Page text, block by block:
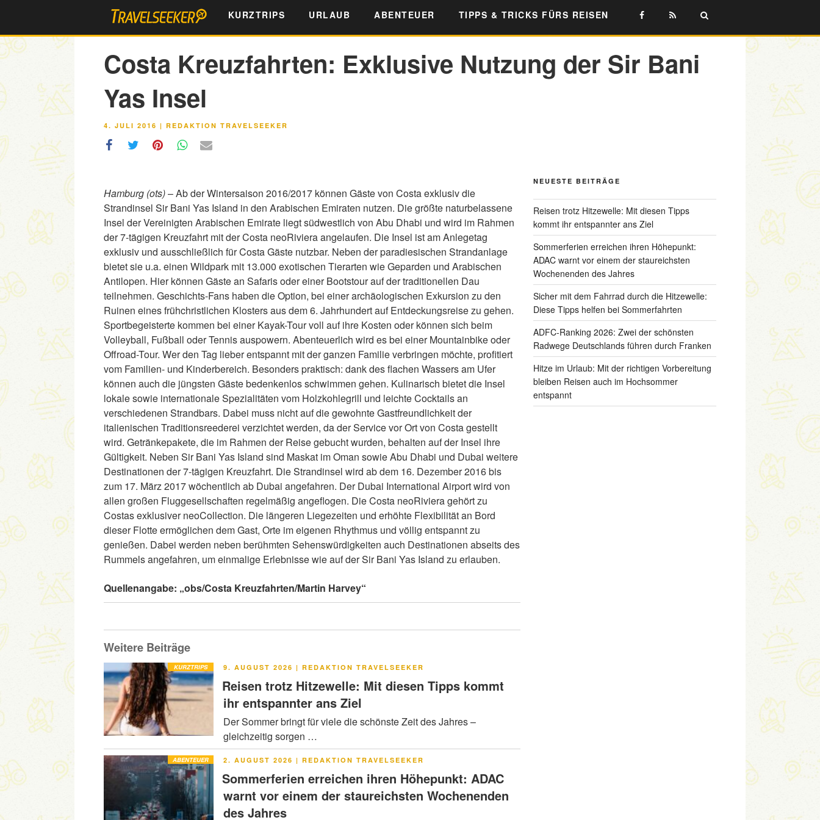
springen
KURZTRIPS URLAUB ABENTEUER TIPPS & TRICKS FÜRS REISEN
Costa Kreuzfahrten: Exklusive Nutzung der Sir Bani
Yas Insel
VERÖFFENTLICHT
4. JULI 2016 | REDAKTION TRAVELSEEKER
Hamburg (ots)– Ab der Wintersaison 2016/2017 können Gäste von Costa exklusiv die
Strandinsel Sir Bani Yas Island in den Arabischen Emiraten nutzen. Die größte naturbelassene
Insel der Vereinigten Arabischen Emirate liegt südwestlich von Abu Dhabi und wird im Rahmen
der 7-tägigen Kreuzfahrt mit der Costa neoRiviera angelaufen. Die Insel ist am Anlegetag
exklusiv und ausschließlich für Costa Gäste nutzbar. Neben der paradiesischen Strandanlage
bietet sie u.a. einen Wildpark mit 13.000 exotischen Tierarten wie Geparden und Arabischen
Antilopen. Hier können Gäste an Safaris oder einer Bootstour auf der traditionellen Dau
teilnehmen. Geschichts-Fans haben die Option, bei einer archäologischen Exkursion zu den
Ruinen eines frühchristlichen Klosters aus dem 6. Jahrhundert auf Entdeckungsreise zu gehen.
Sportbegeisterte kommen bei einer Kayak-Tour voll auf ihre Kosten oder können sich beim
Volleyball, Fußball oder Tennis auspowern. Abenteuerlich wird es bei einer Mountainbike oder
Offroad-Tour. Wer den Tag lieber entspannt mit der ganzen Familie verbringen möchte, profitiert
vom Familien- und Kinderbereich. Besonders praktisch: dank des flachen Wassers am Ufer
können auch die jüngsten Gäste bedenkenlos schwimmen gehen. Kulinarisch bietet die Insel
lokale sowie internationale Spezialitäten vom Holzkohlegrill und leichte Cocktails an
verschiedenen Strandbars. Dabei muss nicht auf die gewohnte Gastfreundlichkeit der
italienischen Traditionsreederei verzichtet werden, da der Service vor Ort von Costa gestellt
wird. Getränkepakete, die im Rahmen der Reise gebucht wurden, behalten auf der Insel ihre
Gültigkeit. Neben Sir Bani Yas Island sind Maskat im Oman sowie Abu Dhabi und Dubai weitere
Destinationen der 7-tägigen Kreuzfahrt. Die Strandinsel wird ab dem 16. Dezember 2016 bis
zum 17. März 2017 wöchentlich ab Dubai angefahren. Der Dubai International Airport wird von
allen großen Fluggesellschaften regelmäßig angeflogen. Die Costa neoRiviera gehört zu
Costas exklusiver neoCollection. Die längeren Liegezeiten und erhöhte Flexibilität an Bord
dieser Flotte ermöglichen dem Gast, Orte im eigenen Rhythmus und völlig entspannt zu
genießen. Dabei werden neben berühmten Sehenswürdigkeiten auch Destinationen abseits des
Rummels angefahren, um einmalige Erlebnisse wie auf der Sir Bani Yas Island zu erlauben.
Quellenangabe: „obs/Costa Kreuzfahrten/Martin Harvey“
Weitere Beiträge
KURZTRIPS
VERÖFFENTLICHT
9. AUGUST 2026 | REDAKTION TRAVELSEEKER
Reisen trotz Hitzewelle: Mit diesen Tipps kommt
ihr entspannter ans Ziel
Der Sommer bringt für viele die schönste Zeit des Jahres –
gleichzeitig sorgen …
ABENTEUER
VERÖFFENTLICHT
2. AUGUST 2026 | REDAKTION TRAVELSEEKER
Sommerferien erreichen ihren Höhepunkt: ADAC
warnt vor einem der staureichsten Wochenenden
des Jahres
NEUESTE BEITRÄGE
Reisen trotz Hitzewelle: Mit diesen Tipps
kommt ihr entspannter ans Ziel
Sommerferien erreichen ihren Höhepunkt:
ADAC warnt vor einem der staureichsten
Wochenenden des Jahres
Sicher mit dem Fahrrad durch die Hitzewelle:
Diese Tipps helfen bei Sommerfahrten
ADFC-Ranking 2026: Zwei der schönsten
Radwege Deutschlands führen durch Franken
Hitze im Urlaub: Mit der richtigen Vorbereitung
bleiben Reisen auch im Hochsommer
entspannt